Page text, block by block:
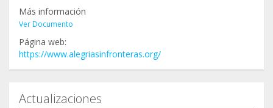
Más información
Ver Documento
Página web:
https://www.alegriasinfronteras.org/
Actualizaciones